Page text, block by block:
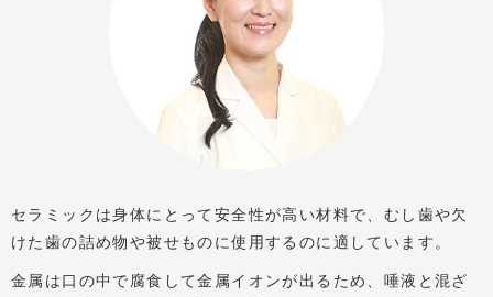
セラミックは身体にとって安全性が高い材料で、むし歯や欠
けた歯の詰め物や被せものに使用するのに適しています。
金属は口の中で腐食して金属イオンが出るため、唾液と混ざ